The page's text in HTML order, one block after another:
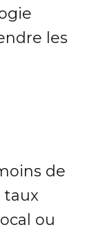
les
de
taux
ou